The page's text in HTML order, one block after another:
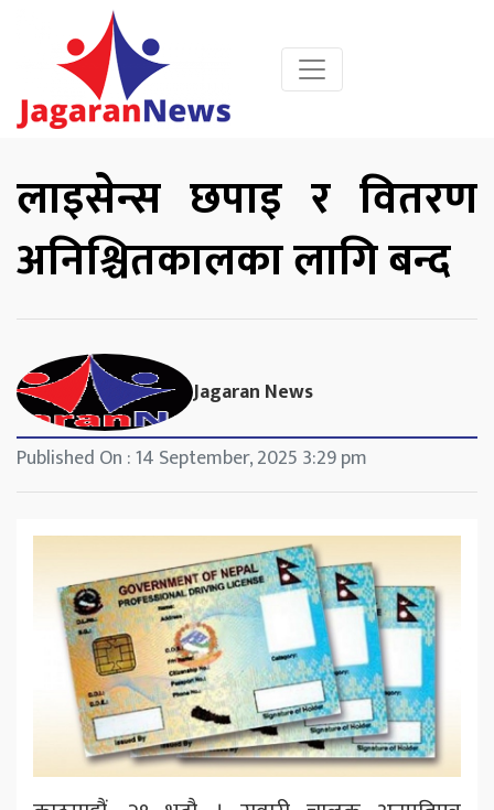
लाइसेन्स छपाइ र वितरण
अनिश्चितकालका लागि बन्द
Jagaran News
Published On : 14 September, 2025 3:29 pm